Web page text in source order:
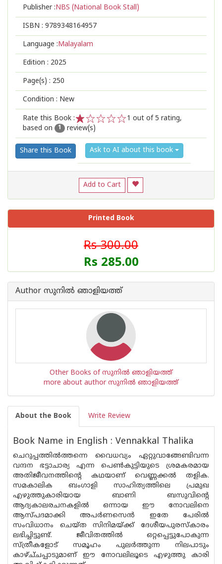
Publisher :NBS (National Book Stall)
ISBN : 9789348164957
Language :Malayalam
Edition : 2025
Page(s) : 250
Condition : New
Rate this Book :
2
1
1 out of 5 rating,
based on
1 review(s)
Share this Book Ask to AI about this book
Add to Cart
Printed Book
Rs 300.00
Rs 285.00
Author സുനില്‍ ഞാളിയത്ത്
Other Books of സുനില്‍ ഞാളിയത്ത്
more about author സുനില്‍ ഞാളിയത്ത്
About the Book Write Review
Book Name in English : Vennakkal Thalika
ചെറുപ്പത്തിൽത്തന്നെ വൈധവ്യം ഏറ്റുവാങ്ങേണ്ടിവന്ന
വന്ദന ഭട്ടാചാര്യ എന്ന പെൺകുട്ടിയുടെ ശ്രമകരമായ
അതിജീവനത്തിൻ്റെ കഥയാണ് വെണ്ണക്കൽ തളിക.
സമകാലിക ബംഗാളി സാഹിത്യത്തിലെ പ്രമുഖ
എഴുത്തുകാരിയായ ബാണി ബസുവിൻ്റെ
ആദ്യകാലരചനകളിൽ ഒന്നായ ഈ നോവലിനെ
ആസ്‌പദമാക്കി അപർണസെൻ ഇതേ പേരിൽ
സംവിധാനം ചെയ്ത സിനിമയ്ക്ക് ദേശീയപുരസ്‌കാരം
ലഭിച്ചിട്ടുണ്ട്. ജീവിതത്തിൽ ഒറ്റപ്പെട്ടുപോകുന്ന
സ്ത്രീകളോട് സമൂഹം പുലർത്തുന്ന നിലപാടും
കാഴ്ച്‌ചപ്പാടുമാണ് ഈ നോവലിലൂടെ എഴുത്തു കാരി